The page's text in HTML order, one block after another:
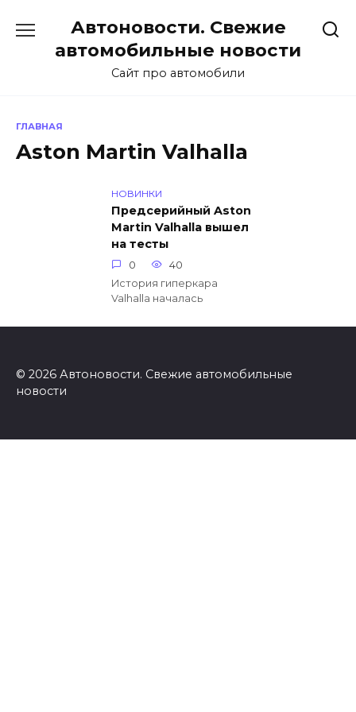
содержанию
Автоновости. Свежие
автомобильные новости
Сайт про автомобили
ГЛАВНАЯ
Aston Martin Valhalla
НОВИНКИ
Предсерийный Aston
Martin Valhalla вышел
на тесты
0
40
История гиперкара
Valhalla началась
© 2026 Автоновости. Свежие автомобильные
новости